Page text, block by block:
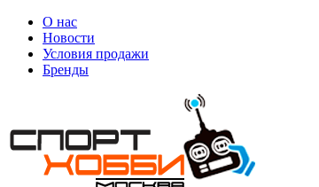
О нас
Новости
Условия продажи
Бренды